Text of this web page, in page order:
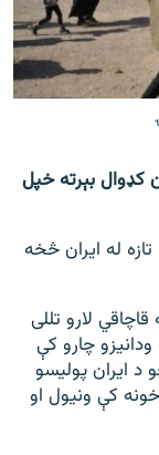
تازه له ۴۵۰۰ ډېر افغان کډوال بېرته خپل
له ایران څخه
لارو تللی
چارو کې
د ایران پولیسو
کې ونیول او